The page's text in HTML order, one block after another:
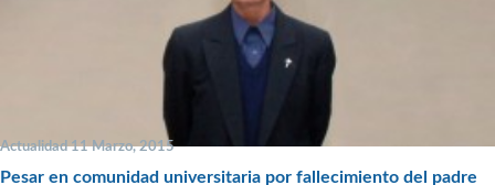
Actualidad 11 Marzo, 2015
Pesar en comunidad universitaria por fallecimiento del padre